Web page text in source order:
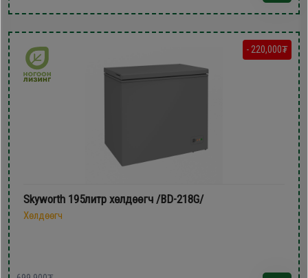
- 220,000₮
Skyworth 195литр xөлдөөгч /BD-218G/
Хөлдөөгч